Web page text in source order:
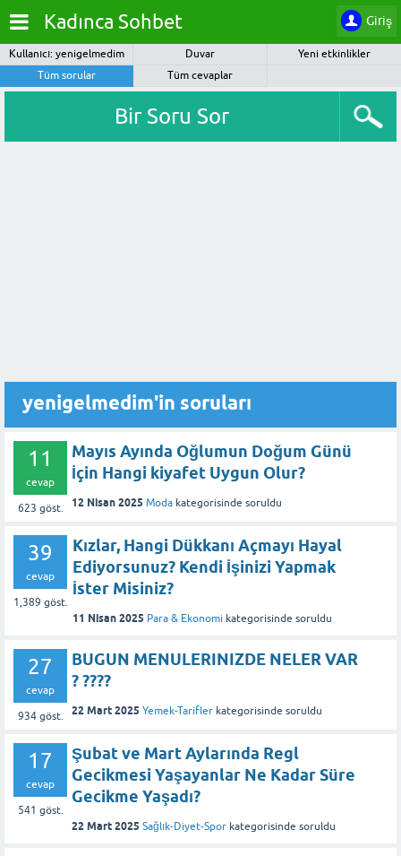
Giriş
Kadınca Sohbet
Kullanıcı: yenigelmedim Duvar
Yeni etkinlikler
Tüm sorular
Tüm cevaplar
Bir Soru Sor
yenigelmedim'in soruları
11
cevap
623 göst.
Mayıs Ayında Oğlumun Doğum Günü
İçin Hangi kiyafet Uygun Olur?
12 Nisan 2025 Moda kategorisinde soruldu
39
cevap
1,389 göst.
Kızlar, Hangi Dükkanı Açmayı Hayal
Ediyorsunuz? Kendi İşinizi Yapmak
İster Misiniz?
11 Nisan 2025 Para & Ekonomi kategorisinde soruldu
27
cevap
934göst.
BUGUN MENULERINIZDE NELER VAR
? ????
22 Mart 2025 Yemek-Tarifler kategorisinde soruldu
17
cevap
541 göst.
Şubat ve Mart Aylarında Regl
Gecikmesi Yaşayanlar Ne Kadar Süre
Gecikme Yaşadı?
22 Mart 2025 Sağlık-Diyet-Spor kategorisinde soruldu